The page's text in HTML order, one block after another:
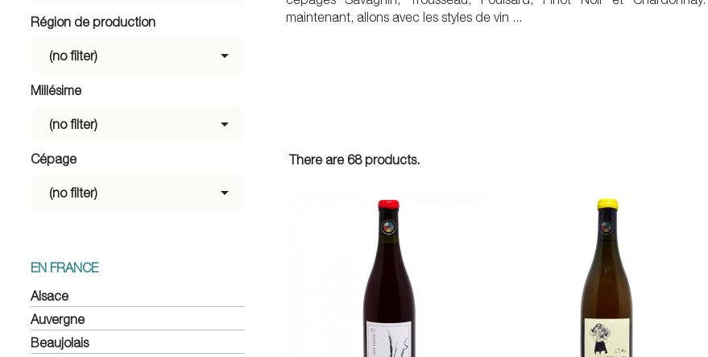
Région de production
(no filter) 
Millésime
(no filter) 
Cépage
(no filter) 
EN FRANCE
Alsace
Auvergne
Beaujolais
maintenant, allons avec les styles de vin ...
There are 68 products.